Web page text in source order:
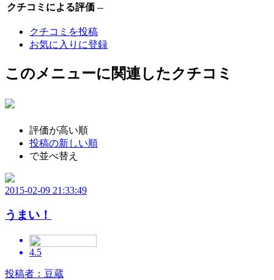
クチコミによる評価 --
クチコミを投稿
お気に入りに登録
このメニューに関連したクチコミ
評価が高い順
投稿の新しい順
で並べ替え
2015-02-09 21:33:49
うまい！
4.5
投稿者：豆蔵